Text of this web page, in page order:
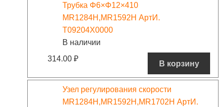
Трубка Φ6×Φ12×410
MR1284H,MR1592H АртИ.
T09204X0000
В наличии
314.00 ₽
В корзину
Узел регулирования скорости
MR1284H,MR1592H,MR1702H АртИ.